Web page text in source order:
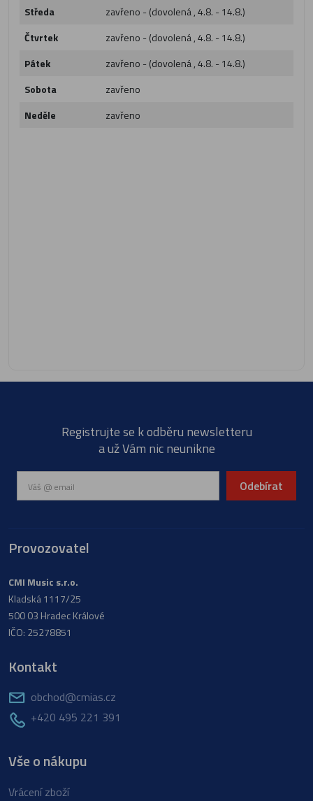
Středa
zavřeno - (dovolená , 4.8. - 14.8.)
Čtvrtek
zavřeno - (dovolená , 4.8. - 14.8.)
Pátek
zavřeno - (dovolená , 4.8. - 14.8.)
Sobota
zavřeno
Neděle
zavřeno
Registrujte se k odběru newsletteru
a už Vám nic neunikne
Odebírat
Provozovatel
CMI Music s.r.o.
Kladská 1117/25
500 03 Hradec Králové
IČO: 25278851
Kontakt
obchod@cmias.cz
+420 495 221 391
Vše o nákupu
Vrácení zboží